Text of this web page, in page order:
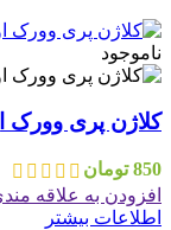
ناموجود
کلاژن پری وورک
850 تومان
افزودن به علاقه
اطلاعات بیشتر